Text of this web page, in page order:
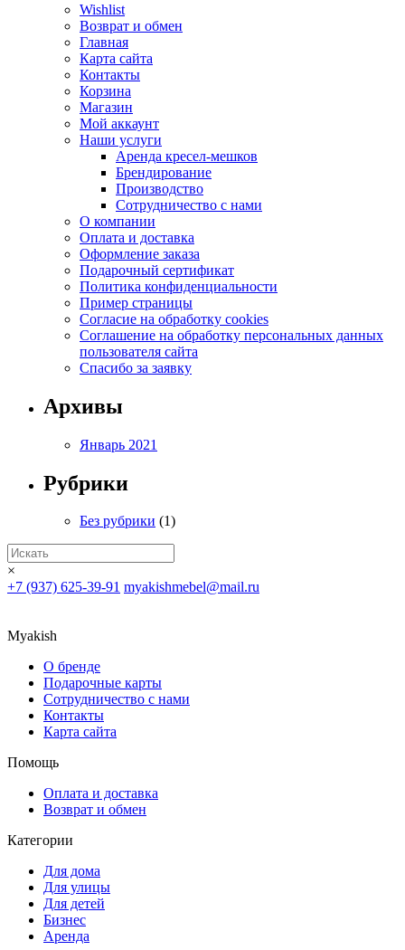
Wishlist
Возврат и обмен
Главная
Карта сайта
Контакты
Корзина
Магазин
Мой аккаунт
Наши услуги
Аренда кресел-мешков
Брендирование
Производство
Сотрудничество с нами
О компании
Оплата и доставка
Оформление заказа
Подарочный сертификат
Политика конфиденциальности
Пример страницы
Согласие на обработку cookies
Соглашение на обработку персональных данных
пользователя сайта
Спасибо за заявку
Архивы
Январь 2021
Рубрики
Без рубрики (1)
×
+7 (937) 625-39-91 myakishmebel@mail.ru
Myakish
О бренде
Подарочные карты
Сотрудничество с нами
Контакты
Карта сайта
Помощь
Оплата и доставка
Возврат и обмен
Категории
Для дома
Для улицы
Для детей
Бизнес
Аренда